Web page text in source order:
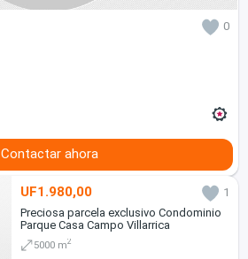
0
Contactar ahora
UF1.980,00
1
Preciosa parcela exclusivo Condominio
Parque Casa Campo Villarrica
5000 m2